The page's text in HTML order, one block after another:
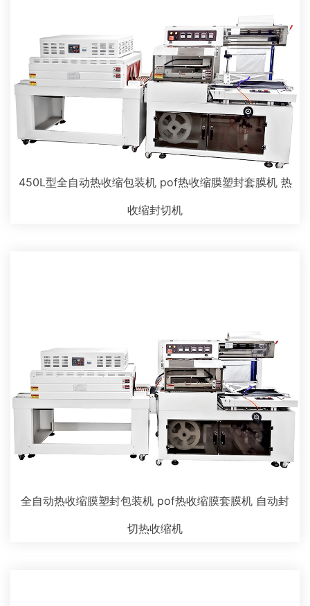
450L型全自动热收缩包装机 pof热收缩膜塑封套膜机 热
收缩封切机
全自动热收缩膜塑封包装机 pof热收缩膜套膜机 自动封
切热收缩机